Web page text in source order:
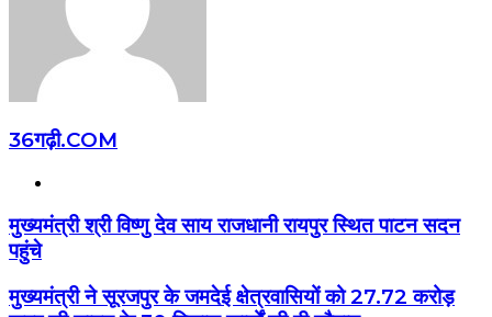
36गढ़ी.COM
मुख्यमंत्री श्री विष्णु देव साय राजधानी रायपुर स्थित पाटन सदन
पहुंचे
मुख्यमंत्री ने सूरजपुर के जमदेई क्षेत्रवासियों को 27.72 करोड़